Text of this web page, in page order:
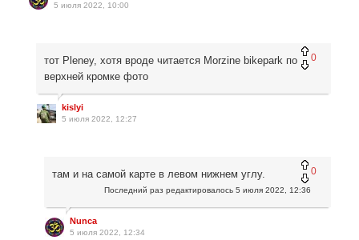
5 июля 2022, 10:00
0
тот Pleney, хотя вроде читается Morzine bikepark по
верхней кромке фото
kislyi
5 июля 2022, 12:27
0
там и на самой карте в левом нижнем углу.
Последний раз редактировалось 5 июля 2022, 12:36
Nunca
5 июля 2022, 12:34